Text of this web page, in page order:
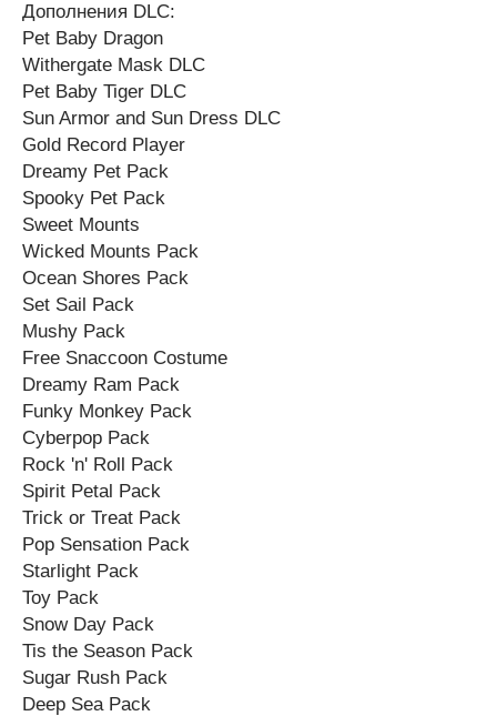
Дополнения DLC:
Pet Baby Dragon
Withergate Mask DLC
Pet Baby Tiger DLC
Sun Armor and Sun Dress DLC
Gold Record Player
Dreamy Pet Pack
Spooky Pet Pack
Sweet Mounts
Wicked Mounts Pack
Ocean Shores Pack
Set Sail Pack
Mushy Pack
Free Snaccoon Costume
Dreamy Ram Pack
Funky Monkey Pack
Cyberpop Pack
Rock 'n' Roll Pack
Spirit Petal Pack
Trick or Treat Pack
Pop Sensation Pack
Starlight Pack
Toy Pack
Snow Day Pack
Tis the Season Pack
Sugar Rush Pack
Deep Sea Pack